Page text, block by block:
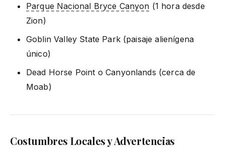
Parque Nacional Bryce Canyon (1 hora desde
Zion)
Goblin Valley State Park (paisaje alienígena
único)
Dead Horse Point o Canyonlands (cerca de
Moab)
Costumbres Locales y Advertencias